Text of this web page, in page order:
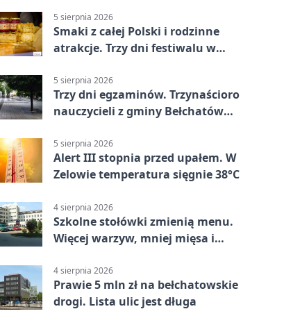
5 sierpnia 2026
Smaki z całej Polski i rodzinne
atrakcje. Trzy dni festiwalu w
5 sierpnia 2026
Trzy dni egzaminów. Trzynaścioro
nauczycieli z gminy Bełchatów
5 sierpnia 2026
Alert III stopnia przed upałem. W
Zelowie temperatura sięgnie 38°C
4 sierpnia 2026
Szkolne stołówki zmienią menu.
Więcej warzyw, mniej mięsa i
4 sierpnia 2026
Prawie 5 mln zł na bełchatowskie
drogi. Lista ulic jest długa